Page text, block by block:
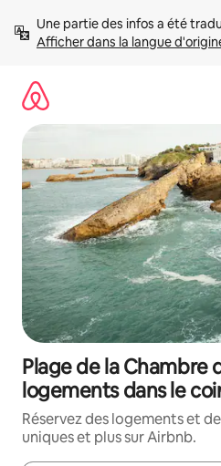
directement
Afficher dans la langue
Plage de la Chambre
logements dans le
Réservez des logements et
uniques et plus sur Airbnb.